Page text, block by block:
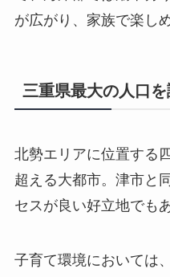
が広がり、家族で楽し
三重県最大の人口を
北勢エリアに位置する
超える大都市。津市と
セスが良い好立地でも
子育て環境においては